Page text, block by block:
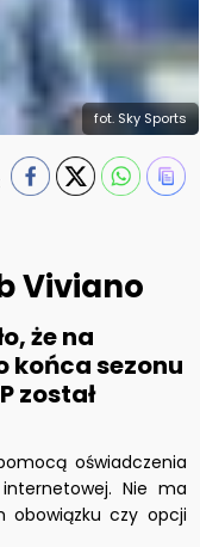
fot. Sky Sports
Viviano
że na
końca sezonu
został
oświadczenia
Nie ma
czy opcji